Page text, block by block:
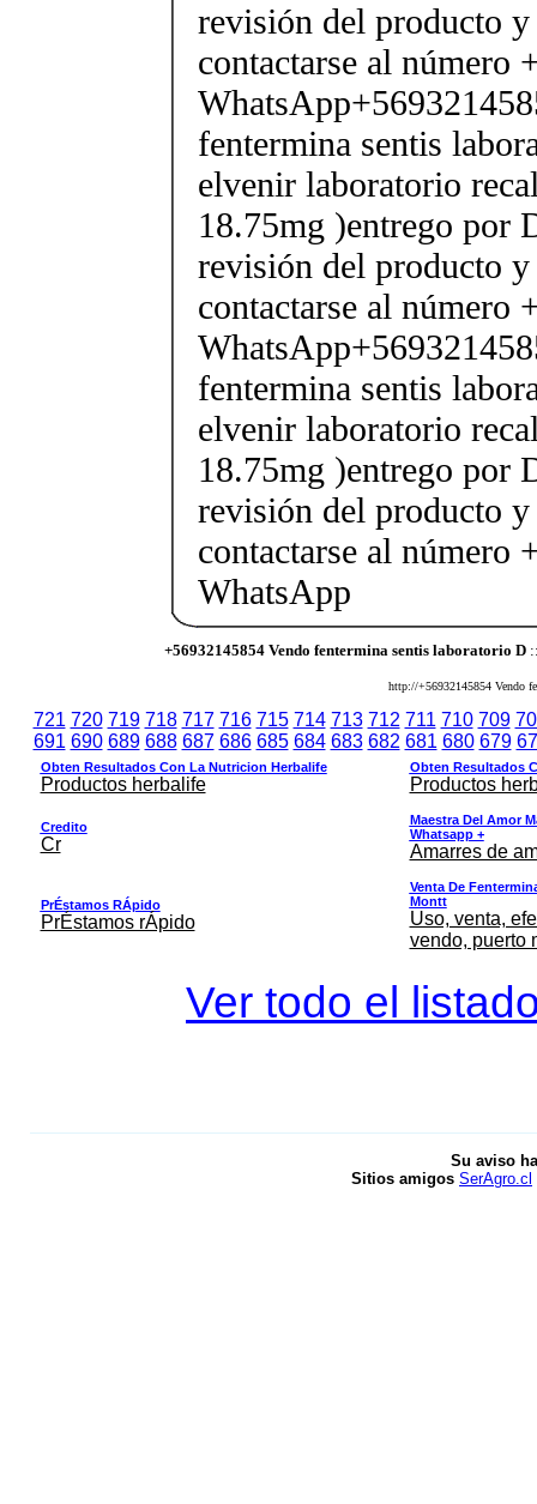
revisión del producto
contactarse al número
fentermina sentis
elvenir laboratorio
18.75mg )entrego por
revisión del producto
contactarse al número
fentermina sentis
elvenir laboratorio
18.75mg )entrego por
revisión del producto
contactarse al número
WhatsApp
+56932145854 Vendo fentermina sentis laboratorio D::
http://+56932145854 Vendo
721 720 719 718 717 716 715 714 713 712 711 710 709
691 690 689 688 687 686 685 684 683 682 681 680 679
Obten Resultados Con La Nutricion Herbalife
Productos herbalife
Obten Resultados
Productos
Credito
Cr
Maestra Del Amor
Whatsapp +
Amarres de
PrÉstamos RÁpido
PrÉstamos rÁpido
Venta De
Montt
Uso, venta,
vendo, puerto
Ver todo el
Su aviso
Sitios amigos SerAgro.cl